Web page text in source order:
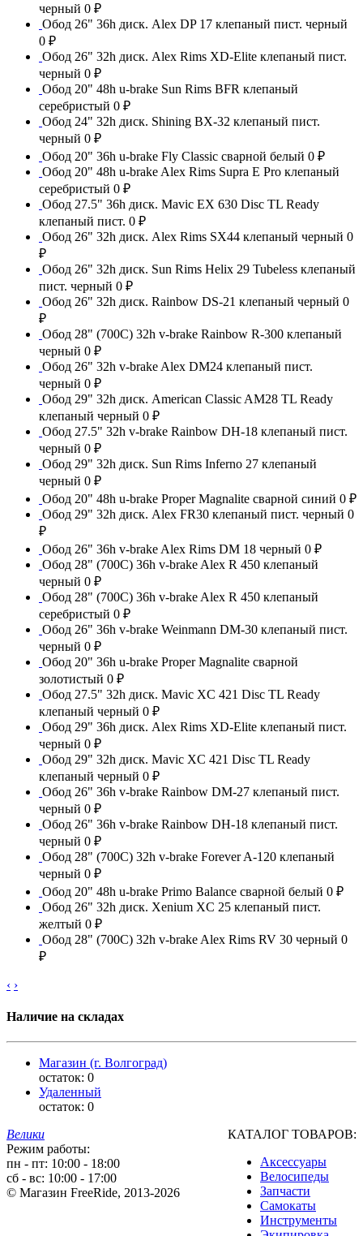
черный 0 ₽
Обод 26" 36h диск. Alex DP 17 клепаный пист. черный
0 ₽
Обод 26" 32h диск. Alex Rims XD-Elite клепаный пист.
черный 0 ₽
Обод 20" 48h u-brake Sun Rims BFR клепаный
серебристый 0 ₽
Обод 24" 32h диск. Shining BX-32 клепаный пист.
черный 0 ₽
Обод 20" 36h u-brake Fly Classic сварной белый 0 ₽
Обод 20" 48h u-brake Alex Rims Supra E Pro клепаный
серебристый 0 ₽
Обод 27.5" 36h диск. Mavic EX 630 Disc TL Ready
клепаный пист. 0 ₽
Обод 26" 32h диск. Alex Rims SX44 клепаный черный 0
₽
Обод 26" 32h диск. Sun Rims Helix 29 Tubeless клепаный
пист. черный 0 ₽
Обод 26" 32h диск. Rainbow DS-21 клепаный черный 0
₽
Обод 28" (700С) 32h v-brake Rainbow R-300 клепаный
черный 0 ₽
Обод 26" 32h v-brake Alex DM24 клепаный пист.
черный 0 ₽
Обод 29" 32h диск. American Classic AM28 TL Ready
клепаный черный 0 ₽
Обод 27.5" 32h v-brake Rainbow DH-18 клепаный пист.
черный 0 ₽
Обод 29" 32h диск. Sun Rims Inferno 27 клепаный
черный 0 ₽
Обод 20" 48h u-brake Proper Magnalite сварной синий 0 ₽
Обод 29" 32h диск. Alex FR30 клепаный пист. черный 0
₽
Обод 26" 36h v-brake Alex Rims DM 18 черный 0 ₽
Обод 28" (700С) 36h v-brake Alex R 450 клепаный
черный 0 ₽
Обод 28" (700С) 36h v-brake Alex R 450 клепаный
серебристый 0 ₽
Обод 26" 36h v-brake Weinmann DM-30 клепаный пист.
черный 0 ₽
Обод 20" 36h u-brake Proper Magnalite сварной
золотистый 0 ₽
Обод 27.5" 32h диск. Mavic XC 421 Disc TL Ready
клепаный черный 0 ₽
Обод 29" 36h диск. Alex Rims XD-Elite клепаный пист.
черный 0 ₽
Обод 29" 32h диск. Mavic XC 421 Disc TL Ready
клепаный черный 0 ₽
Обод 26" 36h v-brake Rainbow DM-27 клепаный пист.
черный 0 ₽
Обод 26" 36h v-brake Rainbow DH-18 клепаный пист.
черный 0 ₽
Обод 28" (700С) 32h v-brake Forever A-120 клепаный
черный 0 ₽
Обод 20" 48h u-brake Primo Balance сварной белый 0 ₽
Обод 26" 32h диск. Xenium XC 25 клепаный пист.
желтый 0 ₽
Обод 28" (700С) 32h v-brake Alex Rims RV 30 черный 0
₽
‹ ›
Наличие на складах
Магазин (г. Волгоград)
остаток: 0
Удаленный
остаток: 0
Велики
Режим работы:
пн - пт: 10:00 - 18:00
сб - вс: 10:00 - 17:00
© Магазин FreeRide, 2013-2026
КАТАЛОГ ТОВАРОВ:
Аксессуары
Велосипеды
Запчасти
Самокаты
Инструменты